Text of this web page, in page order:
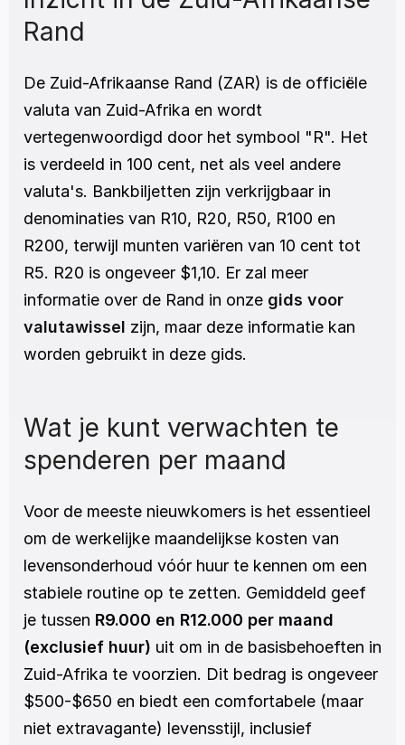
Rand
De Zuid-Afrikaanse Rand (ZAR) is de officiële
valuta van Zuid-Afrika en wordt
vertegenwoordigd door het symbool "R". Het
is verdeeld in 100 cent, net als veel andere
valuta's. Bankbiljetten zijn verkrijgbaar in
denominaties van R10, R20, R50, R100 en
R200, terwijl munten variëren van 10 cent tot
R5. R20 is ongeveer $1,10. Er zal meer
informatie over de Rand in onze gids voor
valutawissel zijn, maar deze informatie kan
worden gebruikt in deze gids.
Wat je kunt verwachten te
spenderen per maand
Voor de meeste nieuwkomers is het essentieel
om de werkelijke maandelijkse kosten van
levensonderhoud vóór huur te kennen om een
stabiele routine op te zetten. Gemiddeld geef
je tussen R9.000 en R12.000 per maand
(exclusief huur) uit om in de basisbehoeften in
Zuid-Afrika te voorzien. Dit bedrag is ongeveer
$500-$650 en biedt een comfortabele (maar
niet extravagante) levensstijl, inclusief